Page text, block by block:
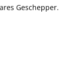
Geschepper.